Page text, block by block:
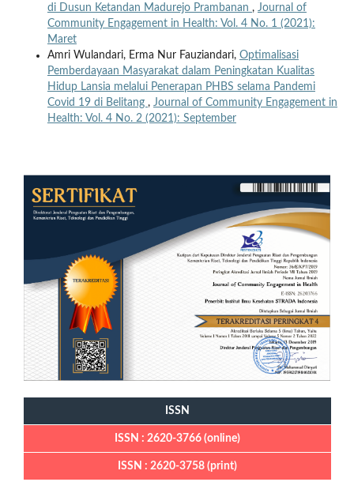
di Dusun Ketandan Madurejo Prambanan , Journal of
Community Engagement in Health: Vol. 4 No. 1 (2021):
Maret
Amri Wulandari, Erma Nur Fauziandari, Optimalisasi
Pemberdayaan Masyarakat dalam Peningkatan Kualitas
Hidup Lansia melalui Penerapan PHBS selama Pandemi
Covid 19 di Belitang , Journal of Community Engagement in
Health: Vol. 4 No. 2 (2021): September
ISSN
ISSN : 2620-3766 (online)
ISSN : 2620-3758 (print)